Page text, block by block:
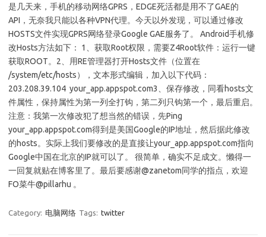
是几天来，手机的移动网络GPRS，EDGE死活都是用不了GAE的
API，无奈我只能以各种VPN代理。今天以外发现，可以通过修改
HOSTS文件实现GPRS网络登录Google GAE服务了。 Android手机修
改Hosts方法如下： 1、获取Root权限，需要Z4Root软件：运行一键
获取ROOT。2、用RE管理器打开Hosts文件（位置在
/system/etc/hosts），文本形式编辑，加入以下代码：
203.208.39.104 your_app.appspot.com3、保存修改，同看hosts文
件属性，保持属性为第一列全打钩，第二列只钩第一个，最后重启。
注意：我第一次修改犯了想当然的错误，先Ping
your_app.appspot.com得到是美国Google的IP地址，然后据此修改
的hosts。实际上我们要修改的是直接让your_app.appspot.com指向
Google中国在北京的IP就可以了。 很简单，确实不足成文。懒得一
一回复就贴在博客里了。最后要感谢@zanetom同学的指点，欢迎
FO菜牛@pillarhu 。
Category: 电脑网络 Tags: twitter